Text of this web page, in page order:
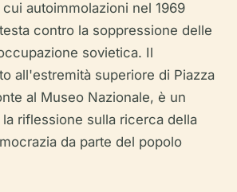
autoimmolazioni nel 1969
contro la soppressione delle
sovietica. Il
all'estremità superiore di Piazza
al Museo Nazionale, è un
riflessione sulla ricerca della
da parte del popolo